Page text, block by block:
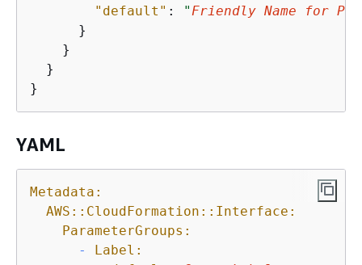
"default" : " Friendly Name for
      }
    }
  }
}
YAML
Metadata:
AWS::CloudFormation::Interface:
ParameterGroups:
-
Label: